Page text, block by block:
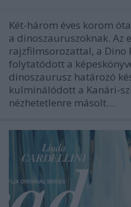
Két-három éves korom
a dinoszauruszoknak. Az
rajzfilmsorozattal, a Dino
folytatódott a
dinoszaurusz határozó
kulminálódott a Kanári-
nézhetetlenre másolt…